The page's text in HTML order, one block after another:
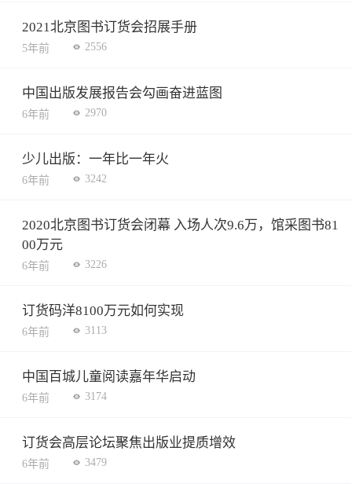
2021北京图书订货会招展手册
5年前 2556
中国出版发展报告会勾画奋进蓝图
6年前 2970
少儿出版：一年比一年火
6年前 3242
2020北京图书订货会闭幕 入场人次9.6万，馆采图书81
00万元
6年前 3226
订货码洋8100万元如何实现
6年前 3113
中国百城儿童阅读嘉年华启动
6年前 3174
订货会高层论坛聚焦出版业提质增效
6年前 3479